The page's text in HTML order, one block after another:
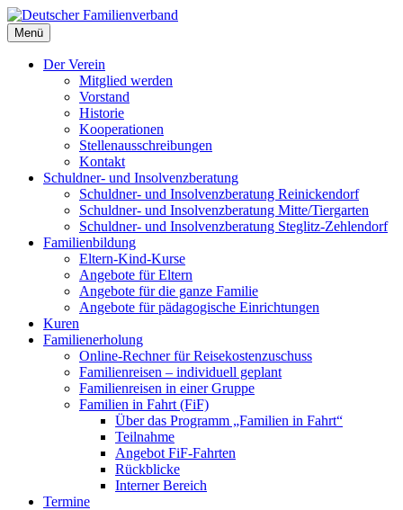
Deutscher Familienverband
Landesverband Berlin
Menü
Der Verein
Mitglied werden
Vorstand
Historie
Kooperationen
Stellenausschreibungen
Kontakt
Schuldner- und Insolvenzberatung
Schuldner- und Insolvenzberatung Reinickendorf
Schuldner- und Insolvenzberatung Mitte/Tiergarten
Schuldner- und Insolvenzberatung Steglitz-Zehlendorf
Familienbildung
Eltern-Kind-Kurse
Angebote für Eltern
Angebote für die ganze Familie
Angebote für pädagogische Einrichtungen
Kuren
Familienerholung
Online-Rechner für Reisekostenzuschuss
Familienreisen – individuell geplant
Familienreisen in einer Gruppe
Familien in Fahrt (FiF)
Über das Programm „Familien in Fahrt“
Teilnahme
Angebot FiF-Fahrten
Rückblicke
Interner Bereich
Termine